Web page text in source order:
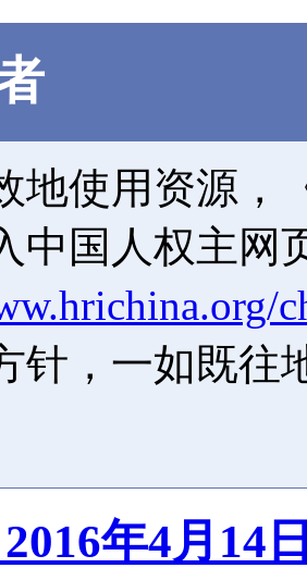
地使用资源，
中国人权主网
针，一如既往
年4月14